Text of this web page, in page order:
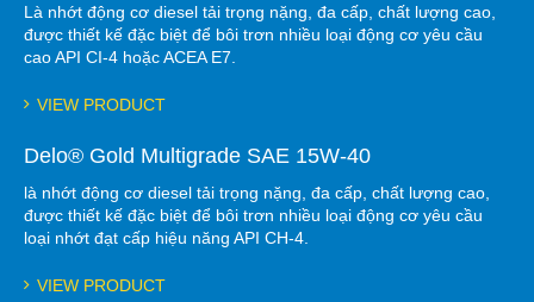
Là nhớt động cơ diesel tải trọng nặng, đa cấp, chất lượng cao,
được thiết kế đặc biệt để bôi trơn nhiều loại động cơ yêu cầu
cao API CI-4 hoặc ACEA E7.
VIEW PRODUCT
Delo® Gold Multigrade SAE 15W-40
là nhớt động cơ diesel tải trọng nặng, đa cấp, chất lượng cao,
được thiết kế đặc biệt để bôi trơn nhiều loại động cơ yêu cầu
loại nhớt đạt cấp hiệu năng API CH-4.
VIEW PRODUCT